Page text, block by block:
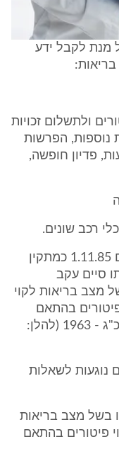
מנת לקבל ידע
ולתשלום זכויות
נוספות, הפרשות
פדיון חופשה,
3. התובע החל עבודתו בנתבעת ביום 1.11.85 כמתקין
סיים עקב
לטענתו בשל מצב בריאות לקוי
בהתאם
לסעיף 6 לחוק פיצויי פיטורים, התשכ"ג - 1963 (להלן:
נוגעות לשאלות
בשל מצב בריאות
פיטורים בהתאם